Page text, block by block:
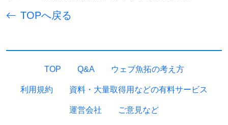
TOPへ戻る
TOP Q&A ウェブ魚拓の考え方
利用規約 資料・大量取得用などの有料サービス
運営会社 ご意見など